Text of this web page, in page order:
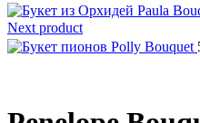
Paula
Next product
Polly Bouquet